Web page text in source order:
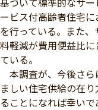
ービス付高齢者住宅
を行っている。また
料軽減が費用便益比
ている。
本調査が、今後さら
ましい住宅供給の在
ることになれば幸いで